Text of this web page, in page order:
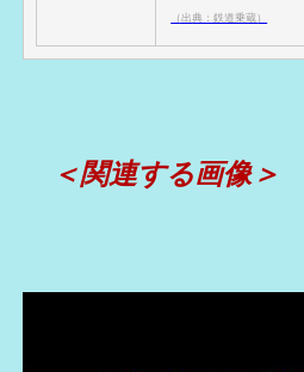
（出典：鉄道乗蔵）
＜関連する画像＞